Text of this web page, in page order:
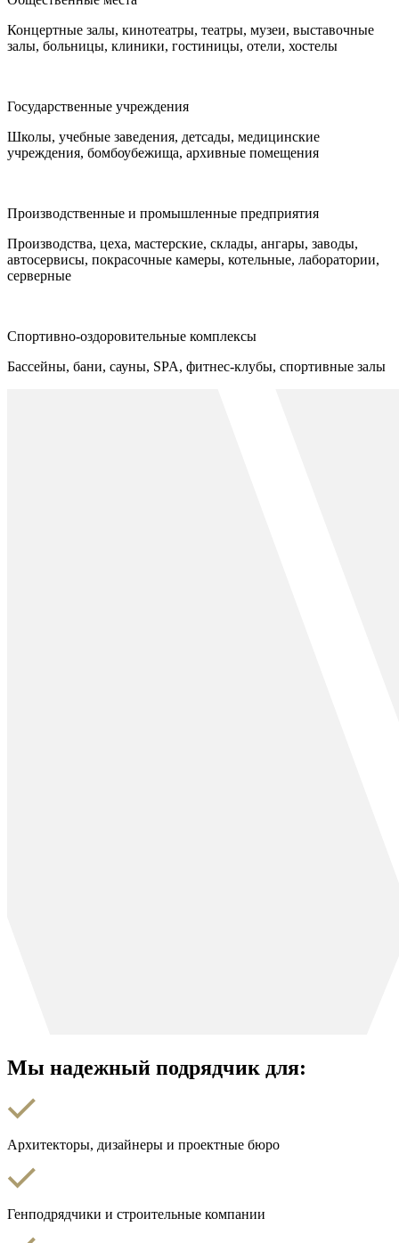
Концертные залы, кинотеатры, театры, музеи, выставочные
залы, больницы, клиники, гостиницы, отели, хостелы
Государственные учреждения
Школы, учебные заведения, детсады, медицинские
учреждения, бомбоубежища, архивные помещения
Производственные и промышленные предприятия
Производства, цеха, мастерские, склады, ангары, заводы,
автосервисы, покрасочные камеры, котельные, лаборатории,
серверные
Спортивно-оздоровительные комплексы
Бассейны, бани, сауны, SPA, фитнес-клубы, спортивные залы
Мы надежный подрядчик для:
Архитекторы, дизайнеры и проектные бюро
Генподрядчики и строительные компании